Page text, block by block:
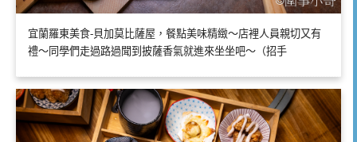
宜蘭羅東美食-貝加莫比薩屋，餐點美味精緻～店裡人員親切又有
禮～同學們走過路過聞到披薩香氣就進來坐坐吧～（招手